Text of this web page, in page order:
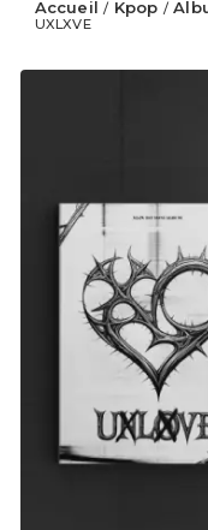
Accueil / Kpop /
UXLXVE